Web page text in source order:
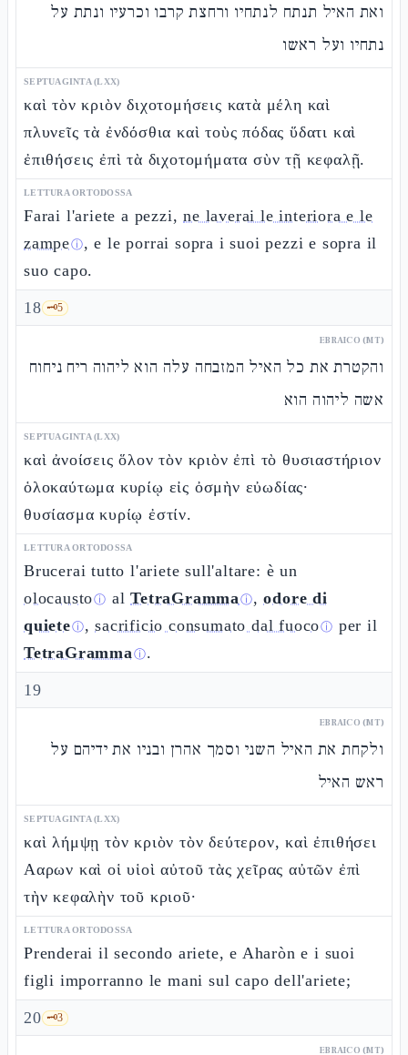
ואת האיל תנתח לנתחיו ורחצת קרבו וכרעיו ונתת על
נתחיו ועל ראשו
SEPTUAGINTA (LXX)
καὶ τὸν κριὸν διχοτομήσεις κατὰ μέλη καὶ
πλυνεῖς τὰ ἐνδόσθια καὶ τοὺς πόδας ὕδατι καὶ
ἐπιθήσεις ἐπὶ τὰ διχοτομήματα σὺν τῇ κεφαλῇ.
LETTURA ORTODOSSA
Farai l'ariete a pezzi,ne laverai le interiora e le
zampeⓘ, e le porrai sopra i suoi pezzi e sopra il
suo capo.
18 🗝️5
EBRAICO (MT)
והקטרת את כל האיל המזבחה עלה הוא ליהוה ריח ניחוח
אשה ליהוה הוא
SEPTUAGINTA (LXX)
καὶ ἀνοίσεις ὅλον τὸν κριὸν ἐπὶ τὸ θυσιαστήριον
ὁλοκαύτωμα κυρίῳ εἰς ὀσμὴν εὐωδίας·
θυσίασμα κυρίῳ ἐστίν.
LETTURA ORTODOSSA
Brucerai tutto l'ariete sull'altare: è un
olocaustoⓘ alTetraGrammaⓘ,odore di
quieteⓘ,sacrificio consumato dal fuocoⓘ per il
TetraGrammaⓘ.
19
EBRAICO (MT)
ולקחת את האיל השני וסמך אהרן ובניו את ידיהם על
ראש האיל
SEPTUAGINTA (LXX)
καὶ λήμψῃ τὸν κριὸν τὸν δεύτερον, καὶ ἐπιθήσει
Ααρων καὶ οἱ υἱοὶ αὐτοῦ τὰς χεῖρας αὐτῶν ἐπὶ
τὴν κεφαλὴν τοῦ κριοῦ·
LETTURA ORTODOSSA
Prenderai il secondo ariete, e Aharòn e i suoi
figli imporranno le mani sul capo dell'ariete;
20 🗝️3
EBRAICO (MT)